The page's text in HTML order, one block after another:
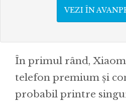
VEZI ÎN
În primul rând,
telefon premium și
probabil printre